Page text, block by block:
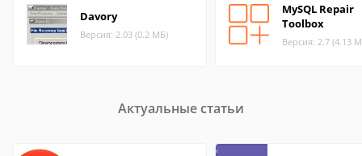
Davory
Версия: 2.03 (0.2 МБ)
MySQL Repair
Toolbox
Версия: 2.7 (4.13
Актуальные статьи